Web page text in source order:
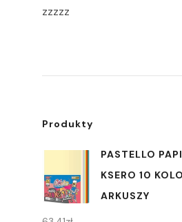
zzzzz
Produkty
PASTELLO
KSERO 10
ARKUSZY